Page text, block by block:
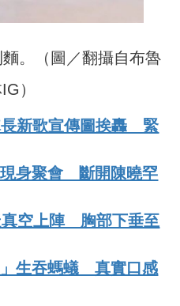
。（圖／翻攝自布魯
）
長新歌宣傳圖挨轟 緊
現身聚會 斷開陳曉罕
真空上陣 胸部下垂至
」生吞螞蟻 真實口感